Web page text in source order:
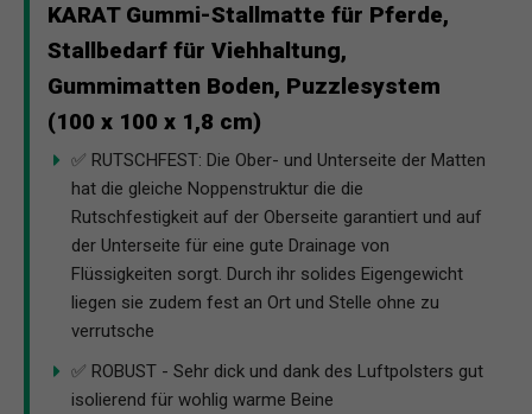
KARAT Gummi-Stallmatte für Pferde,
Stallbedarf für Viehhaltung,
Gummimatten Boden, Puzzlesystem
(100 x 100 x 1,8 cm)
✅ RUTSCHFEST: Die Ober- und Unterseite der Matten
hat die gleiche Noppenstruktur die die
Rutschfestigkeit auf der Oberseite garantiert und auf
der Unterseite für eine gute Drainage von
Flüssigkeiten sorgt. Durch ihr solides Eigengewicht
liegen sie zudem fest an Ort und Stelle ohne zu
verrutsche
✅ ROBUST - Sehr dick und dank des Luftpolsters gut
isolierend für wohlig warme Beine